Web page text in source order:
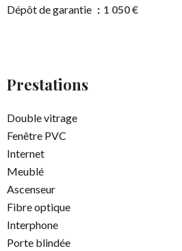
Dépôt de garantie
1 050 €
Prestations
Double vitrage
Fenêtre PVC
Internet
Meublé
Ascenseur
Fibre optique
Interphone
Porte blindée